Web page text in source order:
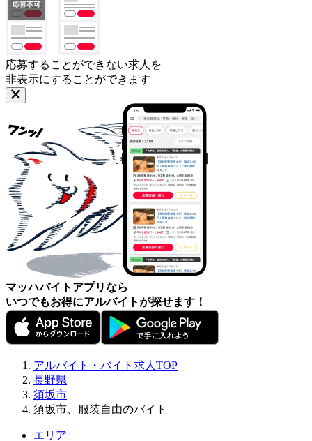
応募することができない求人を
非表示にすることができます
マッハバイトアプリなら
いつでもお得にアルバイトが探せます！
アルバイト・バイト求人TOP
長野県
須坂市
須坂市、服装自由のバイト
エリア